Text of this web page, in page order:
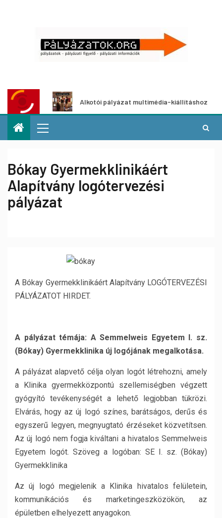
Alkotói pályázat multimédia-kiállításhoz
Bókay Gyermekklinikáért
Alapítvány logótervezési
pályázat
A Bókay Gyermekklinikáért Alapítvány LOGÓTERVEZÉSI
PÁLYÁZATOT HIRDET.
A pályázat témája: ASemmelweis Egyetem I. sz.
(Bókay) Gyermekklinika új logójának megalkotása.
A pályázat alapvető célja olyan logót létrehozni, amely
a Klinika gyermekközpontú szellemiségben végzett
gyógyító tevékenységét a lehető legjobban tükrözi.
Elvárás, hogy az új logó színes, barátságos, derűs és
egyszerű legyen, megnyugtató érzéseket közvetítsen.
Az új logó nem fogja kiváltani a hivatalos Semmelweis
Egyetem logót. Szöveg a logóban: SE I. sz. (Bókay)
Gyermekklinika
Az új logó megjelenik a Klinika hivatalos felületein,
kommunikációs és marketingeszközökön, az
épületben elhelyezett anyagokon.